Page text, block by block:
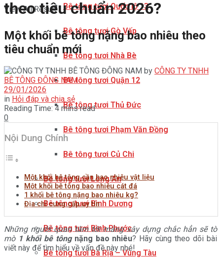
Bê tông tươi Quốc lộ 13
Bê tông tươi Gò Vấp
Bê tông tươi Nhà Bè
Bê tông tươi Quận 12
Bê tông tươi Thủ Đức
Bê tông tươi Phạm Văn Đồng
Bê tông tươi Củ Chi
Bê tông tươi Long An
Bê tông tươi Bình Dương
Bê tông tươi Bình Phước
Bê tông tươi Bà Rịa – Vùng Tàu
View All Result
theo tiêu chuẩn 2026?
Một khối bê tông nặng bao nhiêu theo
tiêu chuẩn mới
by CÔNG TY TNHH
BÊ TÔNG ĐÔNG NAM
29/01/2026
in Hỏi đáp và chia sẻ
Reading Time: 4 mins read
0
Nội Dung Chính
Một khối bê tông cần bao nhiêu vật liệu
Một khối bê tông bao nhiêu cát đá
1 khối bê tông nặng bao nhiêu kg?
Địa chỉ cung cấp uy tín
Những người quan tâm tới mảng xây dựng chắc hẳn sẽ tò
mò 1 khối bê tôngnặng bao nhiêu? Hãy cùng theo dõi bài
viết này để tìm hiểu về vấn đề này nhé!